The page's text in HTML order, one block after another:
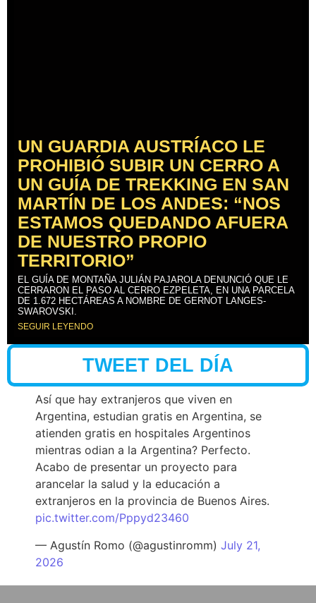
UN GUARDIA AUSTRÍACO LE
PROHIBIÓ SUBIR UN CERRO A
UN GUÍA DE TREKKING EN SAN
MARTÍN DE LOS ANDES: “NOS
ESTAMOS QUEDANDO AFUERA
DE NUESTRO PROPIO
TERRITORIO”
EL GUÍA DE MONTAÑA JULIÁN PAJAROLA DENUNCIÓ QUE LE
CERRARON EL PASO AL CERRO EZPELETA, EN UNA PARCELA
DE 1.672 HECTÁREAS A NOMBRE DE GERNOT LANGES-
SWAROVSKI.
SEGUIR LEYENDO
TWEET DEL DÍA
Así que hay extranjeros que viven en
Argentina, estudian gratis en Argentina, se
atienden gratis en hospitales Argentinos
mientras odian a la Argentina? Perfecto.
Acabo de presentar un proyecto para
arancelar la salud y la educación a
extranjeros en la provincia de Buenos Aires.
pic.twitter.com/Pppyd23460
— Agustín Romo (@agustinromm) July 21,
2026